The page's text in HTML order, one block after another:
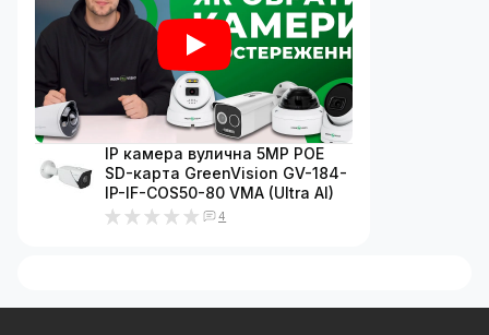
IP камера вулична 5MP POE
SD-карта GreenVision GV-184-
IP-IF-COS50-80 VMA (Ultra AI)
4
номерів стає важливою і затребуваною